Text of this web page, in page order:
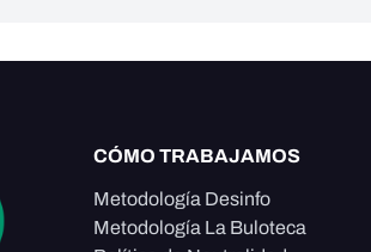
CÓMO TRABAJAMOS
Metodología Desinfo
Metodología La Buloteca